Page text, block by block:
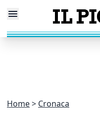
Home Cronaca